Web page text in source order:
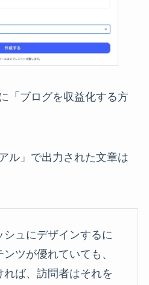
「ブログを収益化する方
ル」で出力された文章は
ュにデザインするに
ツが優れていても、
ば、訪問者はそれを